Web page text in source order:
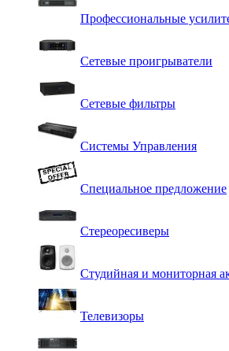
Профессиональные
Сетевые проигрыватели
Сетевые фильтры
Системы Управления
Специальное предложение
Стереоресиверы
Студийная и мониторная
Телевизоры